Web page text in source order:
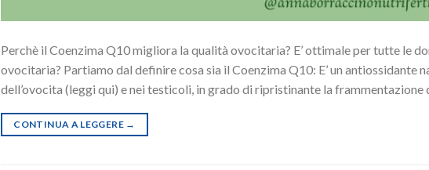
Perchè il Coenzima Q10 migliora la qualità ovocitaria? E’ ottimale per tutte le
ovocitaria? Partiamo dal definire cosa sia il Coenzima Q10: E’ un antiossidante
dell’ovocita (leggi qui) e nei testicoli, in grado di ripristinante la
CONTINUA A LEGGERE →